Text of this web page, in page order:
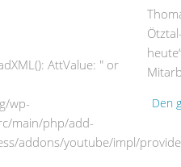
AttValue: " or
wp-
main/php/add-
addons/youtube/impl/
Den